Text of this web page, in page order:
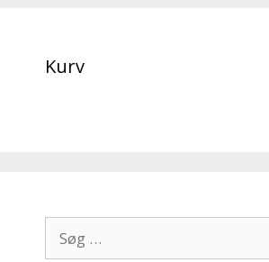
Kurv
efter: